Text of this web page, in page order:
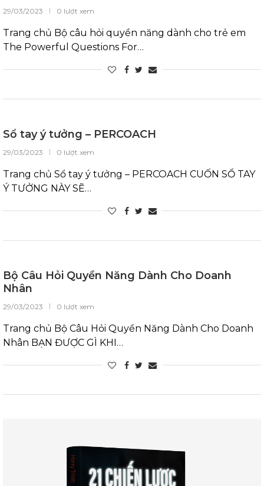
29/03/2023 0 lượt xem
Trang chủ Bộ câu hỏi quyền năng dành cho trẻ em
The Powerful Questions For…
Sổ tay ý tưởng – PERCOACH
29/03/2023 0 lượt xem
Trang chủ Sổ tay ý tưởng – PERCOACH CUỐN SỔ TAY
Ý TƯỞNG NÀY SẼ…
Bộ Câu Hỏi Quyền Năng Dành Cho Doanh
Nhân
29/03/2023 0 lượt xem
Trang chủ Bộ Câu Hỏi Quyền Năng Dành Cho Doanh
Nhân BẠN ĐƯỢC GÌ KHI…